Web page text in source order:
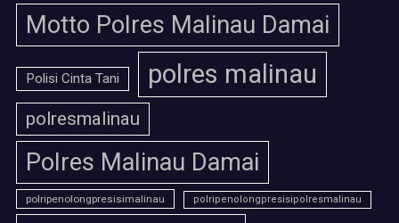
Motto Polres Malinau Damai
Polisi Cinta Tani polres malinau
polresmalinau
Polres Malinau Damai
polripenolongpresisimalinau polripenolongpresisipolresmalinau